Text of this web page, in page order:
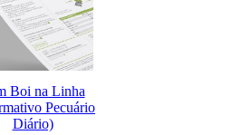
Boi na Linha
Pecuário
Diário)